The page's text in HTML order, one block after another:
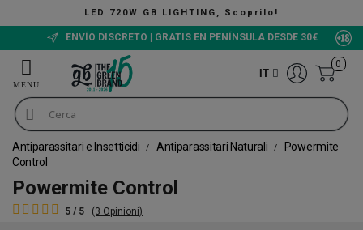
LED 720W GB LIGHTING, Scoprilo!
ENVÍO DISCRETO | GRATIS EN PENÍNSULA DESDE 30€
IT
0
Antiparassitari e Insetticidi Antiparassitari Naturali
Powermite
Control
Powermite Control
5 / 5 (3 Opinioni)